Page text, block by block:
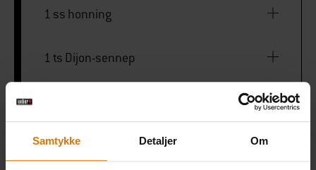
Samtykke Detaljer Om
1 ss honning
1 ts Dijon-sennep
8-10 rødløker